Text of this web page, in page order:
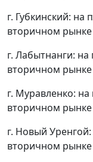
г. Губкинский:
вторичном рынке
г. Лабытнанги:
вторичном рынке
г. Муравленко:
вторичном рынке
г. Новый
вторичном рынке